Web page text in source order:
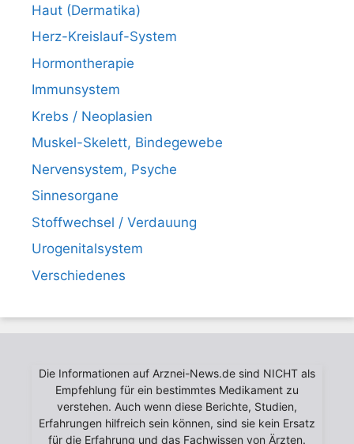
Haut (Dermatika)
Herz-Kreislauf-System
Hormontherapie
Immunsystem
Krebs / Neoplasien
Muskel-Skelett, Bindegewebe
Nervensystem, Psyche
Sinnesorgane
Stoffwechsel / Verdauung
Urogenitalsystem
Verschiedenes
Die Informationen auf Arznei-News.de sind NICHT als
Empfehlung für ein bestimmtes Medikament zu
verstehen. Auch wenn diese Berichte, Studien,
Erfahrungen hilfreich sein können, sind sie kein Ersatz
für die Erfahrung und das Fachwissen von Ärzten.